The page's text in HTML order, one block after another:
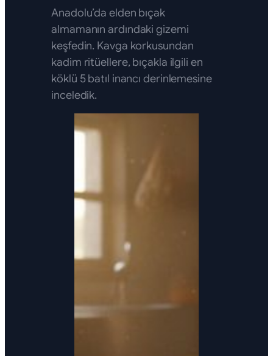
Anadolu’da elden bıçak
almamanın ardındaki gizemi
keşfedin. Kavga korkusundan
kadim ritüellere, bıçakla ilgili en
köklü 5 batıl inancı derinlemesine
inceledik.